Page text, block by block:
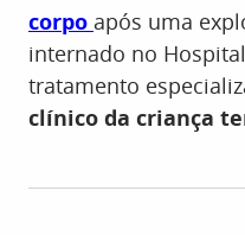
corpo após uma
internado no
tratamento
clínico da criança